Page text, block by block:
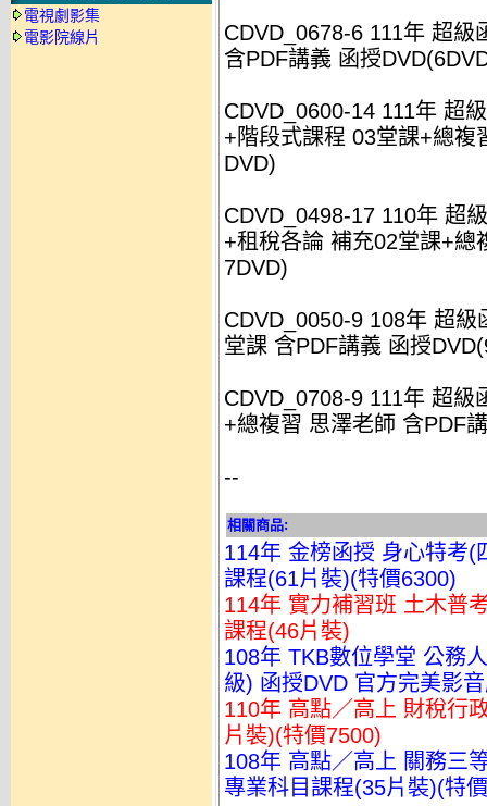
電視劇影集
電影院線片
CDVD_0678-6 111年 超
含PDF講義 函授
CDVD_0600-14 111年 超
+階段式課程 03堂課+總複
DVD)
CDVD_0498-17 110年 超
+租稅各論 補充02堂課+總
7DVD)
CDVD_0050-9 108年 超
堂課 含PDF講義 函授
CDVD_0708-9 111年 超
+總複習 思澤老師 含PDF
--
相關商品:
114年 金榜函授 身心特考(
課程(61片裝)(特價6300)
114年 實力補習班 土木普
課程(46片裝)
108年 TKB數位學堂 公務
級) 函授DVD 官方完美影
110年 高點／高上 財稅行
片裝)(特價7500)
108年 高點／高上 關務三
專業科目課程(35片裝)(特